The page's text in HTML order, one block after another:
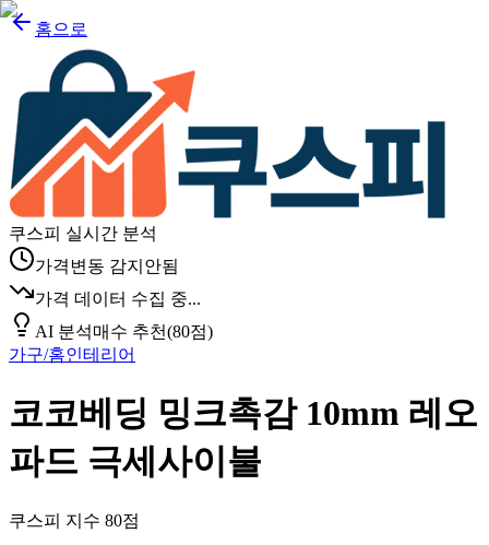
홈으로
쿠스피 실시간 분석
가격변동 감지안됨
가격 데이터 수집 중...
AI 분석매수 추천(80점)
가구/홈인테리어
코코베딩 밍크촉감 10mm 레오
파드 극세사이불
쿠스피 지수 80점